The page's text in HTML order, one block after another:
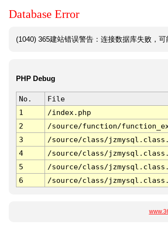
Database Error
(1040) 365建站错误警告：连接数据库失败，
PHP Debug
No. File
1
/index.php
2
/source/function/
3
/source/class/
4
/source/class/
5
/source/class/
6
/source/class/